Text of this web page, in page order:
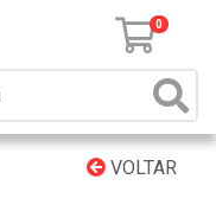
0
VOLTAR